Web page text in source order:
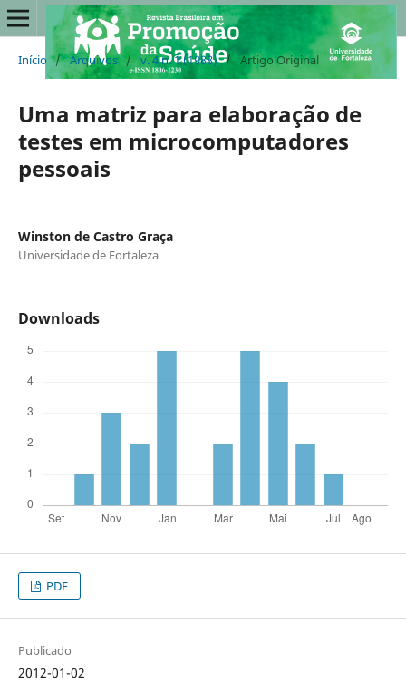
Início / Arquivos / v. 4 n. 1 (1988) / Artigo Original
Uma matriz para elaboração de
testes em microcomputadores
pessoais
Winston de Castro Graça
Universidade de Fortaleza
Downloads
PDF
Publicado
2012-01-02